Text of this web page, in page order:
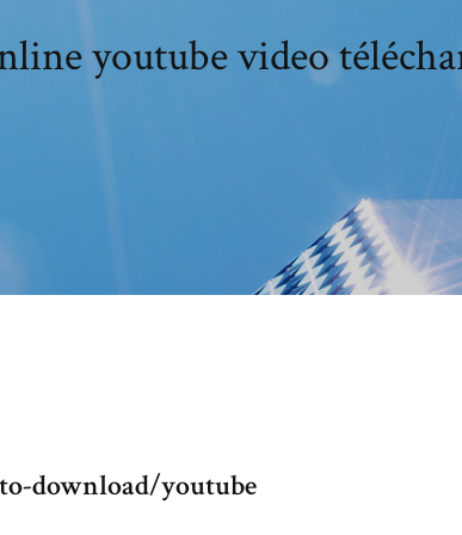
youtube video
download/youtube